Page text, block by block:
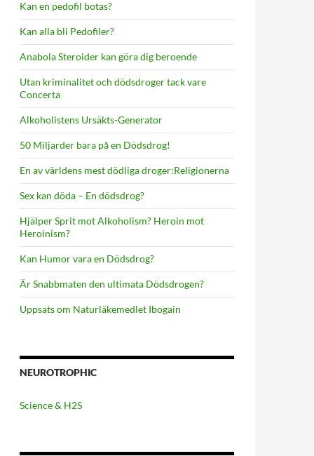
Kan en pedofil botas?
Kan alla bli Pedofiler?
Anabola Steroider kan göra dig beroende
Utan kriminalitet och dödsdroger tack vare
Concerta
Alkoholistens Ursäkts-Generator
50 Miljarder bara på en Dödsdrog!
En av världens mest dödliga droger:Religionerna
Sex kan döda – En dödsdrog?
Hjälper Sprit mot Alkoholism? Heroin mot
Heroinism?
Kan Humor vara en Dödsdrog?
Är Snabbmaten den ultimata Dödsdrogen?
Uppsats om Naturläkemedlet Ibogain
NEUROTROPHIC
Science & H2S